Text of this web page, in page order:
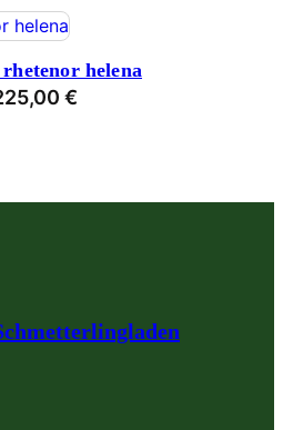
helena
€